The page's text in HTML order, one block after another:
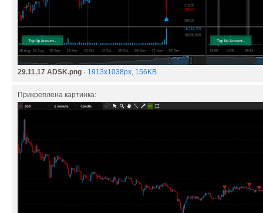
29.11.17 ADSK.png · 1913x1038px, 156KB
Прикреплена картинка: